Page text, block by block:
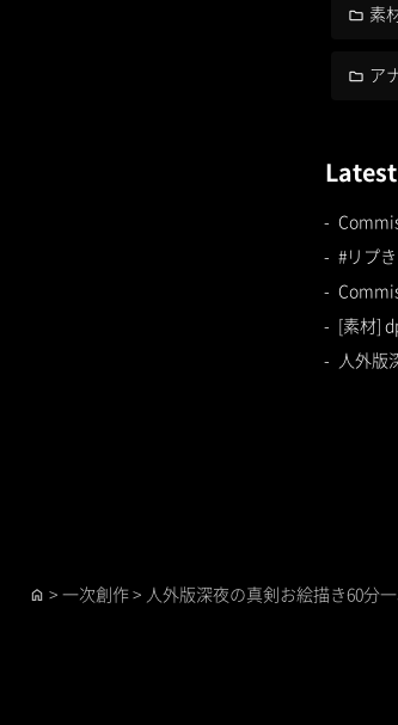
素
ア
Latest
#リプ
[素材]
人外版
home > 一次創作> 人外版深夜の真剣お絵描き60分